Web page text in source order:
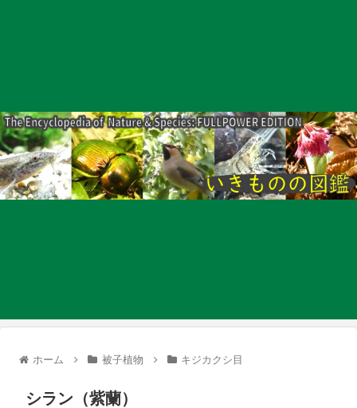
ホーム 被子植物 キジカクシ目
シラン（紫蘭）